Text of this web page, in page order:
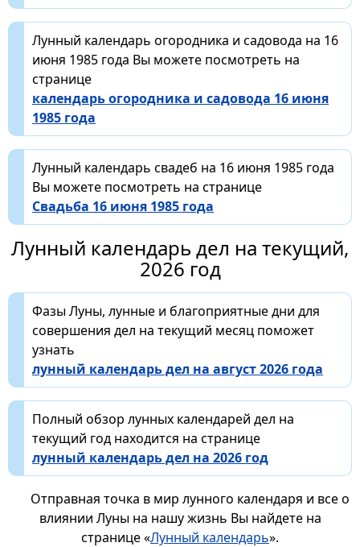
Лунный календарь огородника и садовода на 16
июня 1985 года Вы можете посмотреть на
странице
календарь огородника и садовода 16 июня
1985 года
Лунный календарь свадеб на 16 июня 1985 года
Вы можете посмотреть на странице
Свадьба 16 июня 1985 года
Лунный календарь дел на текущий,
2026 год
Фазы Луны, лунные и благоприятные дни для
совершения дел на текущий месяц поможет
узнать
лунный календарь дел на август 2026 года
Полный обзор лунных календарей дел на
текущий год находится на странице
лунный календарь дел на 2026 год
Отправная точка в мир лунного календаря и все о
влиянии Луны на нашу жизнь Вы найдете на
странице «Лунный календарь».